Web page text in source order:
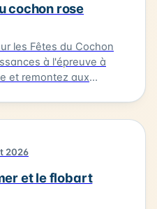
cochon rose
les Fêtes du Cochon
à l'épreuve à
et remontez aux
environ 2km en 1
de cette fête
!
2026
et le flobart